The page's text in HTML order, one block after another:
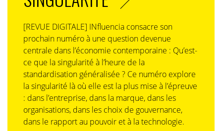
[REVUE DIGITALE] INfluencia consacre son
prochain numéro à une question devenue
centrale dans l’économie contemporaine : Qu’est-
ce que la singularité à l’heure de la
standardisation généralisée ? Ce numéro explore
la singularité là où elle est la plus mise à l’épreuve
: dans l’entreprise, dans la marque, dans les
organisations, dans les choix de gouvernance,
dans le rapport au pouvoir et à la technologie.